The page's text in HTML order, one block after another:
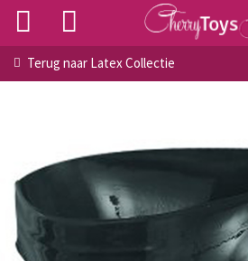
Terug naar Latex Collectie